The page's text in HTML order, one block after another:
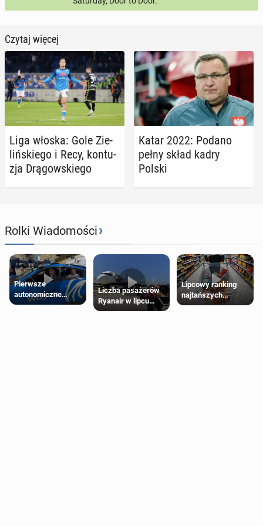
Czytaj więcej
Liga włoska: Gole Zie­
liń­skie­go i Recy, kon­tu­
zja Drą­gow­skie­go
Katar 2022: Podano
pełny skład kadry
Polski
Rolki Wiadomości›
Pierwsze
autonomiczne
Ubery pojawią się
Liczba pasażerów
Ryanair w lipcu
pobiła rekord
Lipcowy ranking
najtańszych
supermarketów